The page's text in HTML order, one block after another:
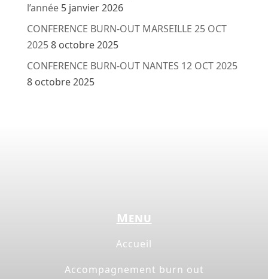
l’année 5 janvier 2026
CONFERENCE BURN-OUT MARSEILLE 25 OCT
20258 octobre 2025
CONFERENCE BURN-OUT NANTES 12 OCT 2025
8 octobre 2025
Menu
Accueil
Accompagnement burn out